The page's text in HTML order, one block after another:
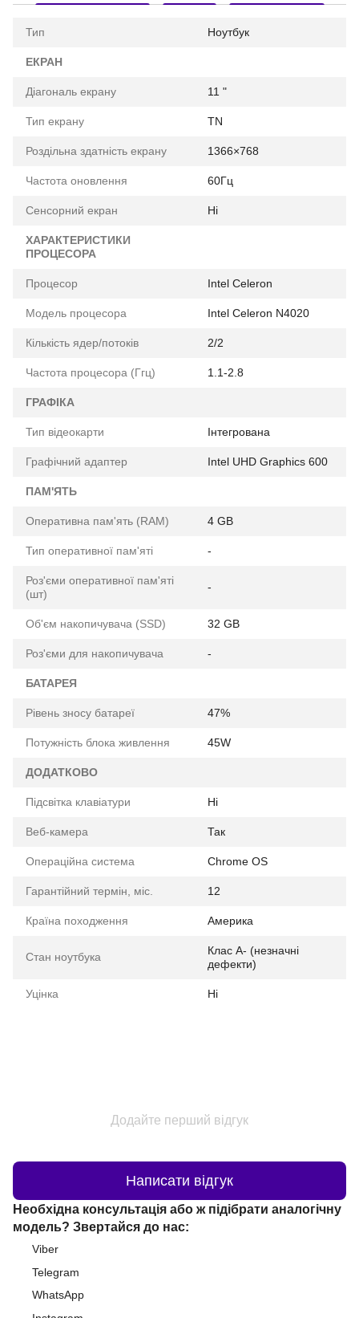
Тип Ноутбук
ЕКРАН
Діагональ екрану 11 "
Тип екрану TN
Роздільна здатність екрану 1366×768
Частота оновлення 60Гц
Сенсорний екран Ні
ХАРАКТЕРИСТИКИ
ПРОЦЕСОРА
Процесор Intel Celeron
Модель процесора Intel Celeron N4020
Кількість ядер/потоків 2/2
Частота процесора (Ггц) 1.1-2.8
ГРАФІКА
Тип відеокарти Інтегрована
Графічний адаптер Intel UHD Graphics 600
ПАМ'ЯТЬ
Оперативна пам'ять (RAM) 4 GB
Тип оперативної пам'яті -
Роз'єми оперативної пам'яті
(шт)
-
Об'єм накопичувача (SSD) 32 GB
Роз'єми для накопичувача -
БАТАРЕЯ
Рівень зносу батареї 47%
Потужність блока живлення 45W
ДОДАТКОВО
Підсвітка клавіатури Ні
Веб-камера Так
Операційна система Chrome OS
Гарантійний термін, міс. 12
Країна походження Америка
Стан ноутбука
Клас A- (незначні
дефекти)
Уцінка Ні
Додайте перший відгук
Написати відгук
Необхідна консультація або ж підібрати аналогічну
модель? Звертайся до нас:
Viber
Telegram
WhatsApp